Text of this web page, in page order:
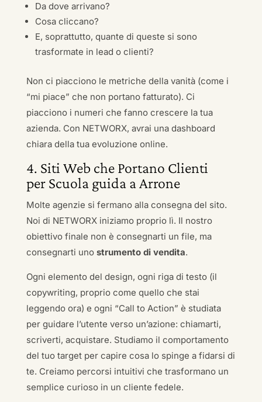
Da dove arrivano?
Cosa cliccano?
E, soprattutto, quante di queste si sono
trasformate in lead o clienti?
Non ci piacciono le metriche della vanità (come i
“mi piace” che non portano fatturato). Ci
piacciono i numeri che fanno crescere la tua
azienda. Con NETWORX, avrai una dashboard
chiara della tua evoluzione online.
4. Siti Web che Portano Clienti
per Scuola guida a Arrone
Molte agenzie si fermano alla consegna del sito.
Noi di NETWORX iniziamo proprio lì. Il nostro
obiettivo finale non è consegnarti un file, ma
consegnarti uno strumento di vendita.
Ogni elemento del design, ogni riga di testo (il
copywriting, proprio come quello che stai
leggendo ora) e ogni “Call to Action” è studiata
per guidare l’utente verso un’azione: chiamarti,
scriverti, acquistare. Studiamo il comportamento
del tuo target per capire cosa lo spinge a fidarsi di
te. Creiamo percorsi intuitivi che trasformano un
semplice curioso in un cliente fedele.